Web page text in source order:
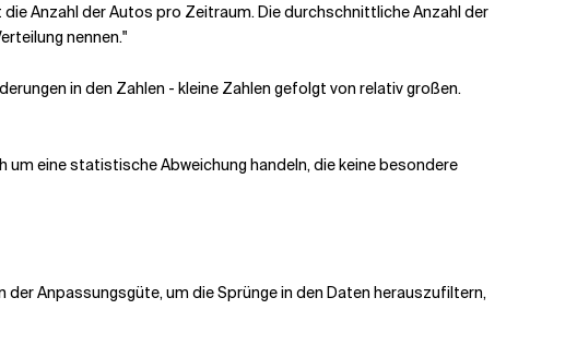
Anzahl der Autos pro Zeitraum. Die durchschnittliche Anzahl der
nennen."
in den Zahlen - kleine Zahlen gefolgt von relativ großen.
um eine statistische Abweichung handeln, die keine besondere
Anpassungsgüte, um die Sprünge in den Daten herauszufiltern,